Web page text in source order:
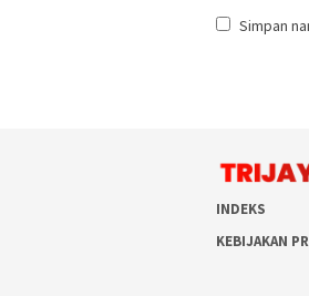
Simpan
INDEKS
KEBIJAKAN